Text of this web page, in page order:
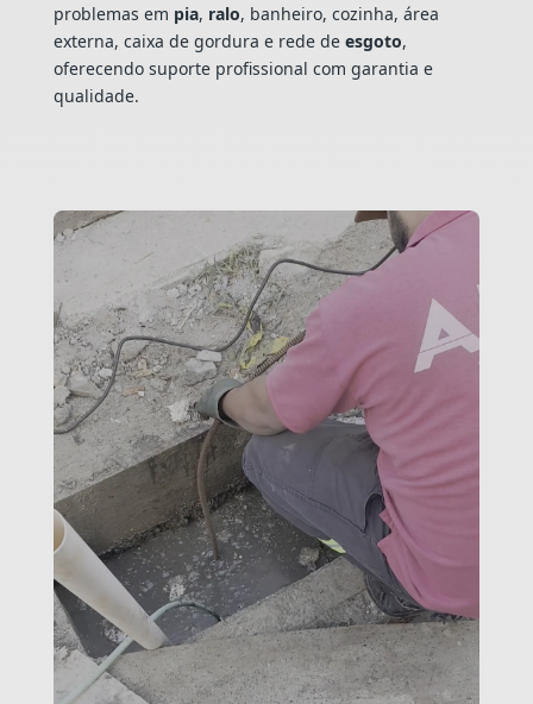
problemas em pia, ralo, banheiro, cozinha, área
externa, caixa de gordura e rede de esgoto,
oferecendo suporte profissional com garantia e
qualidade.